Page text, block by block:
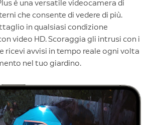
è una versatile videocamera di
che consente di vedere di più.
in qualsiasi condizione
video HD. Scoraggia gli intrusi con i
ricevi avvisi in tempo reale ogni volta
nel tuo giardino.